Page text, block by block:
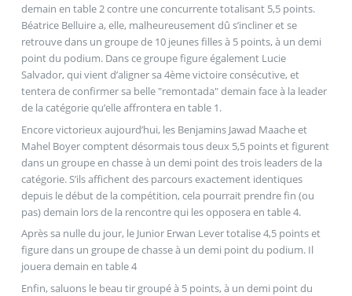
demain en table 2 contre une concurrente totalisant 5,5 points.
Béatrice Belluire a, elle, malheureusement dû s’incliner et se
retrouve dans un groupe de 10 jeunes filles à 5 points, à un demi
point du podium. Dans ce groupe figure également Lucie
Salvador, qui vient d’aligner sa 4ème victoire consécutive, et
tentera de confirmer sa belle "remontada" demain face à la leader
de la catégorie qu’elle affrontera en table 1.
Encore victorieux aujourd’hui, les Benjamins Jawad Maache et
Mahel Boyer comptent désormais tous deux 5,5 points et figurent
dans un groupe en chasse à un demi point des trois leaders de la
catégorie. S’ils affichent des parcours exactement identiques
depuis le début de la compétition, cela pourrait prendre fin (ou
pas) demain lors de la rencontre qui les opposera en table 4.
Après sa nulle du jour, le Junior Erwan Lever totalise 4,5 points et
figure dans un groupe de chasse à un demi point du podium. Il
jouera demain en table 4
Enfin, saluons le beau tir groupé à 5 points, à un demi point du